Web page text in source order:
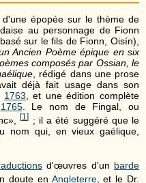
épopée sur le thème de
au personnage de Fionn
sur le fils de Fionn, Oisín),
Ancien Poème épique en six
composés par Ossian, le
, rédigé dans une prose
déjà fait usage dans son
1763, et une édition complète
1765. Le nom de Fingal, ou
[1] ; il a été suggéré que le
nom qui, en vieux gaélique,
d'œuvres d'un barde
doute en Angleterre, et le Dr.